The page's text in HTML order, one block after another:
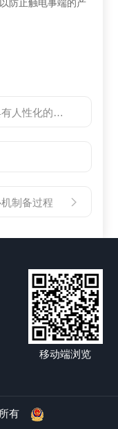
防止触电事端的产
化的控制系统
制备过程
移动端浏览
所有